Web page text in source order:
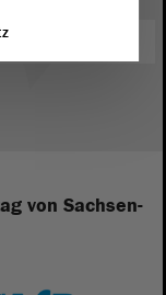
von Sachsen-